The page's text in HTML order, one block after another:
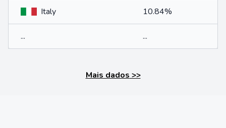
Italy 10.84%
... ...
Mais dados >>